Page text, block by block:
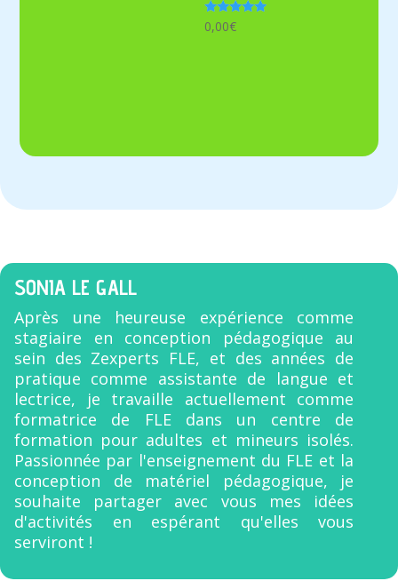
Note
5.00
0,00€
SONIA LE GALL
Après une heureuse expérience comme
stagiaire en conception pédagogique au
sein des Zexperts FLE, et des années de
pratique comme assistante de langue et
lectrice, je travaille actuellement comme
formatrice de FLE dans un centre de
formation pour adultes et mineurs isolés.
Passionnée par l'enseignement du FLE et la
conception de matériel pédagogique, je
souhaite partager avec vous mes idées
d'activités en espérant qu'elles vous
serviront !